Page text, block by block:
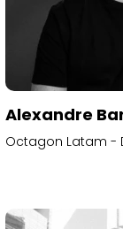
Alexandre
Octagon Latam -